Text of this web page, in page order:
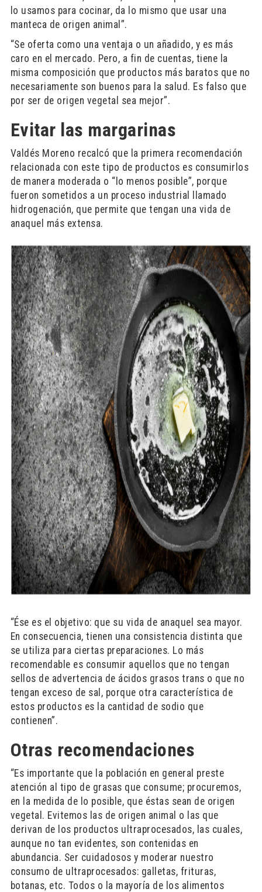
lo usamos para cocinar, da lo mismo que usar una
manteca de origen animal”.
“Se oferta como una ventaja o un añadido, y es más
caro en el mercado. Pero, a fin de cuentas, tiene la
misma composición que productos más baratos que no
necesariamente son buenos para la salud. Es falso que
por ser de origen vegetal sea mejor”.
Evitar las margarinas
Valdés Moreno recalcó que la primera recomendación
relacionada con este tipo de productos es consumirlos
de manera moderada o “lo menos posible”, porque
fueron sometidos a un proceso industrial llamado
hidrogenación, que permite que tengan una vida de
anaquel más extensa.
“Ése es el objetivo: que su vida de anaquel sea mayor.
En consecuencia, tienen una consistencia distinta que
se utiliza para ciertas preparaciones. Lo más
recomendable es consumir aquellos que no tengan
sellos de advertencia de ácidos grasos trans o que no
tengan exceso de sal, porque otra característica de
estos productos es la cantidad de sodio que
contienen”.
Otras recomendaciones
“Es importante que la población en general preste
atención al tipo de grasas que consume; procuremos,
en la medida de lo posible, que éstas sean de origen
vegetal. Evitemos las de origen animal o las que
derivan de los productos ultraprocesados, las cuales,
aunque no tan evidentes, son contenidas en
abundancia. Ser cuidadosos y moderar nuestro
consumo de ultraprocesados: galletas, frituras,
botanas, etc. Todos o la mayoría de los alimentos